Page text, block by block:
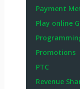
Payment
Play online
Promotions
PTC
Revenue